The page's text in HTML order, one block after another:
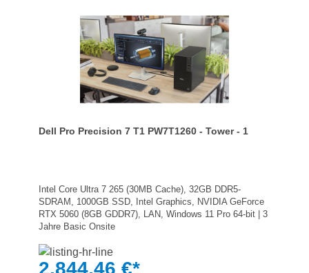
Dell Pro Precision 7 T1 PW7T1260 - Tower - 1
Intel Core Ultra 7 265 (30MB Cache), 32GB DDR5-
SDRAM, 1000GB SSD, Intel Graphics, NVIDIA GeForce
RTX 5060 (8GB GDDR7), LAN, Windows 11 Pro 64-bit | 3
Jahre Basic Onsite